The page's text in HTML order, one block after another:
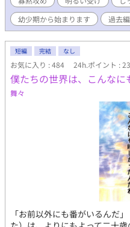
った旋律」
違いの末に彼らが迎えるラスト
す！ 恋と部活にかける高校生
幼少期から始まります
過去
短編 完結 なし
お気に入り : 484 24h.ポイント :
僕たちの世界は、こんな
舞々
「お前以外にも番がいるんだ